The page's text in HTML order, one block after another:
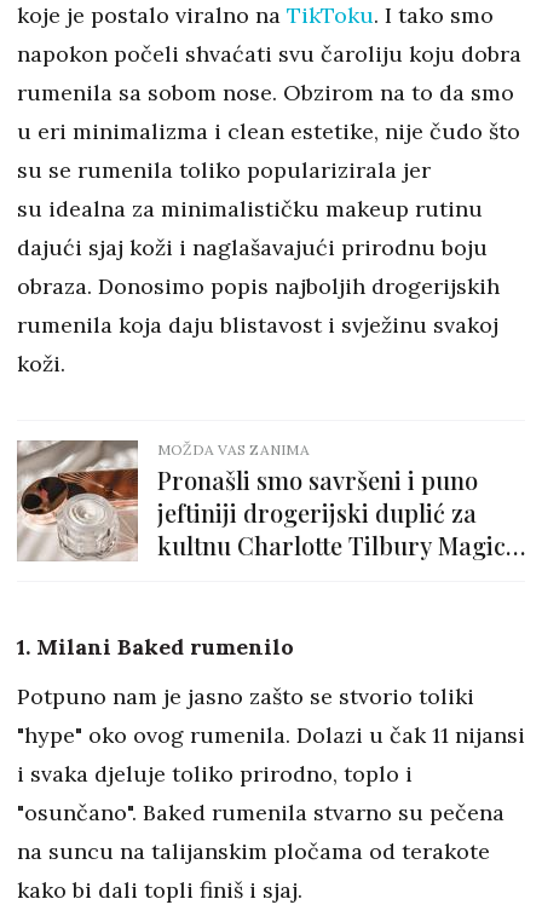
koje je postalo viralno na TikToku. I tako smo
napokon počeli shvaćati svu čaroliju koju dobra
rumenila sa sobom nose. Obzirom na to da smo
u eri minimalizma i clean estetike, nije čudo što
su se rumenila toliko popularizirala jer
su idealna za minimalističku makeup rutinu
dajući sjaj koži i naglašavajući prirodnu boju
obraza. Donosimo popis najboljih drogerijskih
rumenila koja daju blistavost i svježinu svakoj
koži.
MOŽDA VAS ZANIMA
Pronašli smo savršeni i puno
jeftiniji drogerijski duplić za
kultnu Charlotte Tilbury Magic
1. Milani Baked rumenilo
Potpuno nam je jasno zašto se stvorio toliki
"hype" oko ovog rumenila. Dolazi u čak 11 nijansi
i svaka djeluje toliko prirodno, toplo i
"osunčano". Baked rumenila stvarno su pečena
na suncu na talijanskim pločama od terakote
kako bi dali topli finiš i sjaj.